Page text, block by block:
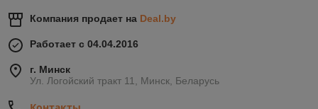
Компания продает на Deal.by
Работает с 04.04.2016
г. Минск
Ул. Логойский тракт 11, Минск, Беларусь